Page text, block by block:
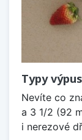
Typy
Nevíte co
a 3 1/2 (92
i nerezové